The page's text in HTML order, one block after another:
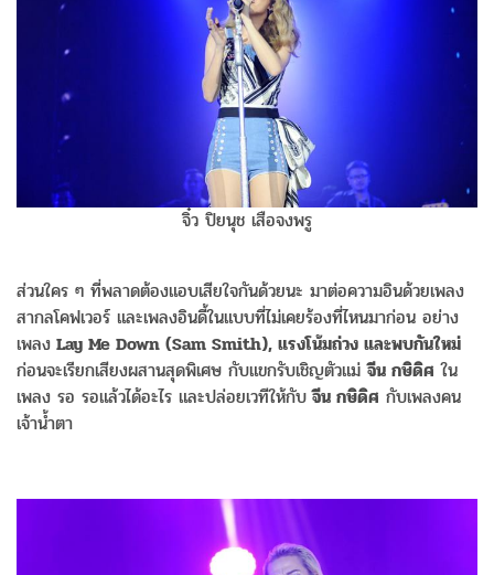
จิ๋ว ปิยนุช เสือจงพรู
ส่วนใคร ๆ ที่พลาดต้องแอบเสียใจกันด้วยนะ มาต่อความอินด้วยเพลง
สากลโคฟเวอร์ และเพลงอินดี้ในแบบที่ไม่เคยร้องที่ไหนมาก่อน อย่าง
เพลง Lay Me Down (Sam Smith), แรงโน้มถ่วง และพบกันใหม่
ก่อนจะเรียกเสียงผสานสุดพิเศษ กับแขกรับเชิญตัวแม่จีน กษิดิศ ใน
เพลง รอ รอแล้วได้อะไร และปล่อยเวทีให้กับจีน กษิดิศ กับเพลงคน
เจ้าน้ำตา